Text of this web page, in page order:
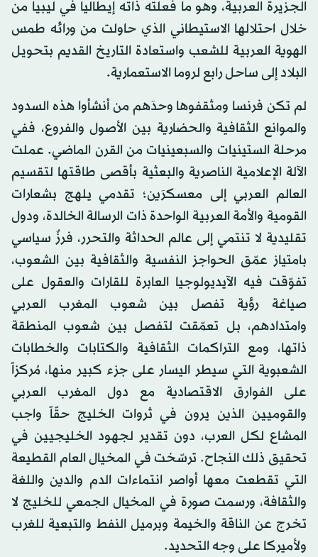
الجزيرة العربية، وهو ما فعلته ذاته إيطاليا في ليبيا من
خلال احتلالها الاستيطاني الذي حاولت من ورائه طمس
الهوية العربية للشعب واستعادة التاريخ القديم بتحويل
البلاد إلى ساحل رابع لروما الاستعمارية.
لم تكن فرنسا ومثقفوها وحدَهم من أنشأوا هذه السدود
والموانع الثقافية والحضارية بين الأصول والفروع، ففي
مرحلة الستينيات والسبعينيات من القرن الماضي. عملت
الآلة الإعلامية الناصرية والبعثية بأقصى طاقتها لتقسيم
العالم العربي إلى معسكرَين؛ تقدمي يلهج بشعارات
القومية والأمة العربية الواحدة ذات الرسالة الخالدة، ودول
تقليدية لا تنتمي إلى عالم الحداثة والتحرر، فرزٌ سياسي
بامتياز عمّق الحواجز النفسية والثقافية بين الشعوب،
تفوّقت فيه الآيديولوجيا العابرة للقارات والعقول على
صياغة رؤية تفصل بين شعوب المغرب العربي
وامتدادهم، بل تعمّقت لتفصل بين شعوب المنطقة
ذاتها، ومع التراكمات الثقافية والكتابات والخطابات
الشعبوية التي سيطر اليسار على جزء كبير منها، مُركزاً
على الفوارق الاقتصادية مع دول المغرب العربي
والقوميين الذين يرون في ثروات الخليج حقّاً واجب
المشاع لكل العرب، دون تقدير لجهود الخليجيين في
تحقيق ذلك النجاح. ترسّخت في المخيال العام القطيعة
التي تقطعت معها أواصر انتماءات الدم والدين واللغة
والثقافة، ورسمت صورة في المخيال الجمعي للخليج لا
تخرج عن الناقة والخيمة وبرميل النفط والتبعية للغرب
ولأميركا على وجه التحديد.